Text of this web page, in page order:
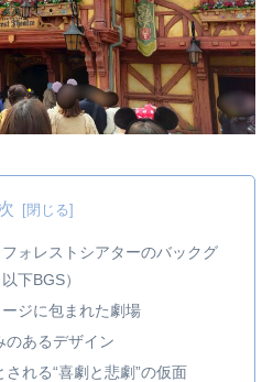
ォレストシアターのバックグ
下BGS）
ジに包まれた劇場
のあるデザイン
れる“喜劇と悲劇”の仮面